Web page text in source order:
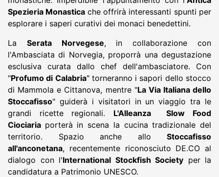
Spezieria Monastica che offrirà interessanti spunti per
esplorare i saperi curativi dei monaci benedettini.
La Serata Norvegese, in collaborazione con
l'Ambasciata di Norvegia, proporrà una degustazione
esclusiva curata dallo chef dell'ambasciatore. Con
"Profumo di Calabria" torneranno i sapori dello stocco
di Mammola e Cittanova, mentre "La Via Italiana dello
Stoccafisso" guiderà i visitatori in un viaggio tra le
grandi ricette regionali. L'Alleanza Slow Food
Ciociaria porterà in scena la cucina tradizionale del
territorio. Spazio anche allo Stoccafisso
all'anconetana, recentemente riconosciuto DE.CO al
dialogo con l'International Stockfish Society per la
candidatura a Patrimonio UNESCO.